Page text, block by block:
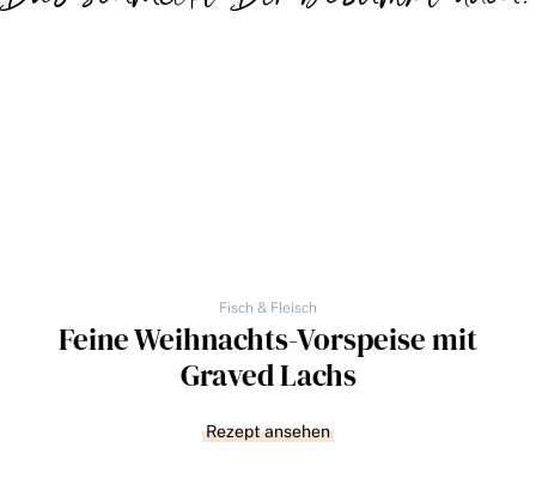
Fisch & Fleisch
Feine Weihnachts-Vorspeise mit
Graved Lachs
Rezept ansehen